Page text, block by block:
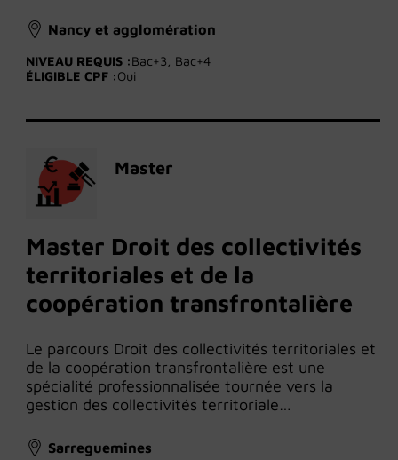
Nancy et agglomération
NIVEAU REQUIS :Bac+3, Bac+4
ÉLIGIBLE CPF :Oui
Master
Master Droit des collectivités
territoriales et de la
coopération transfrontalière
Le parcours Droit des collectivités territoriales et
de la coopération transfrontalière est une
spécialité professionnalisée tournée vers la
gestion des collectivités territoriale…
Sarreguemines